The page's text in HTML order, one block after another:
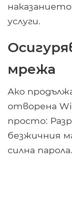
услуги.
мрежа
Ако
отворена
просто:
безжичния
силна парола.